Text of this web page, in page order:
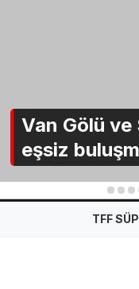
Van Gölü ve
eşsiz
2 3
TFF